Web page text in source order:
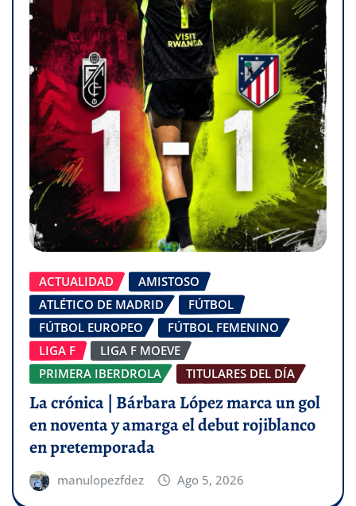
ACTUALIDAD
AMISTOSO
ATLÉTICO DE MADRID
FÚTBOL
FÚTBOL EUROPEO
FÚTBOL FEMENINO
LIGA F
LIGA F MOEVE
PRIMERA IBERDROLA
TITULARES DEL DÍA
La crónica | Bárbara López marca un gol
en noventa y amarga el debut rojiblanco
en pretemporada
manulopezfdez Ago 5, 2026